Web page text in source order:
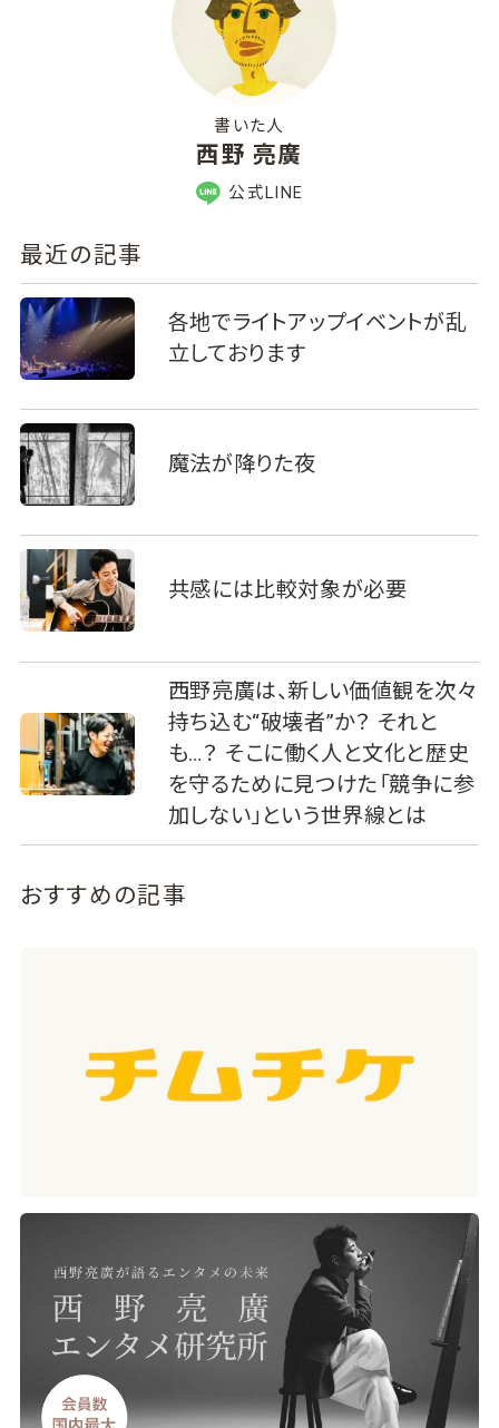
書いた人
西野 亮廣
公式LINE
最近の記事
各地でライトアップイベントが乱
立しております
魔法が降りた夜
共感には比較対象が必要
西野亮廣は、新しい価値観を次々
持ち込む“破壊者”か？ それと
も…？ そこに働く人と文化と歴史
を守るために見つけた「競争に参
加しない」という世界線とは
おすすめの記事